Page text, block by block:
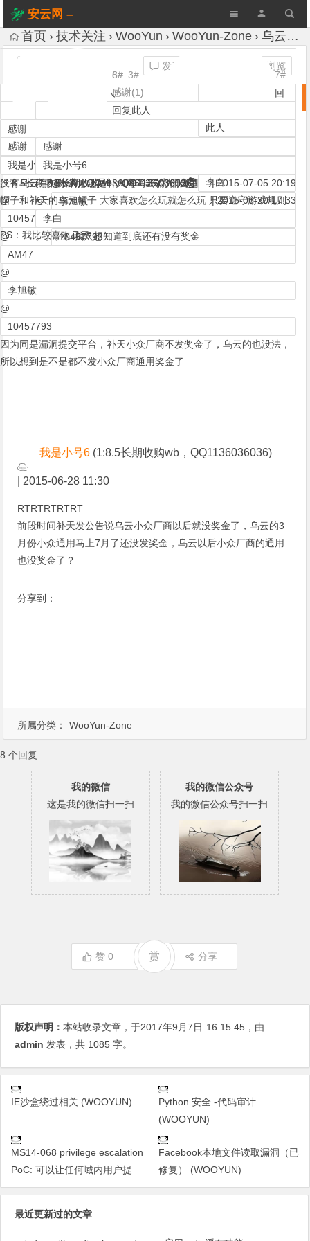
安云网 –
AnYun.ORG
首页 技术关注 WooYun WooYun-Zone 乌云的小众厂商通用没奖金了？ (WOOYUN)
乌云的小众厂商通用没奖金了？ (WOOYUN)
发表评论 1,283 次浏览
所属分类： WooYun-Zone
我是小号6 (1:8.5长期收购wb，QQ1136036036)
2015-06-28 11:30
RTRTRTRTRT
前段时间补天发公告说乌云小众厂商以后就没奖金了，乌云的3
月份小众通用马上7月了还没发奖金，乌云以后小众厂商的通用
也没奖金了？
分享到：
8 个回复
为什么是补天发公告
回复
(˿̖̗̀́̂̃̄̅̆̇̈̉̊̋̌̍̎̏̐̑̒̓̔̕)
|2015-06-28 15:18
为什么是补天发公告
3#
回复此人
AM47
|2015-06-28 16:02
@
李旭敏
@
10457793
回复此人
感谢
10457793
(看啥看)
|2015-06-28 16:17
没有乌云有补天的人还是补天有乌云的人 只有四处乱窜的乌云的补天
帽子和补天的乌云帽子 大家喜欢怎么玩就怎么玩 只要遵守游戏规则
各得其所即可
PS：我比较喜欢乌云
回复此人
感谢
我是小号6
(1:8.5长期收购wb，QQ1136036036)
|2015-06-28 16:23
@
10457793
@
AM47
@
李旭敏
@
10457793
因为同是漏洞提交平台，补天小众厂商不发奖金了，乌云的也没法，
所以想到是不是都不发小众厂商通用奖金了
6#
感谢(1)
回复此人
感谢
我是小号6
(1:8.5长期收购wb，QQ1136036036)
|2015-06-30 13:02
= =
7#
回
此人
李白
|2015-06-30 17:33
8#
感谢(1)
回复此人
感谢
我是小号6
(1:8.5长期收购wb，QQ1136036036)
|2015-07-05 20:19
@
李白
。。。。我只想知道到底还有没有奖金
我的微信
这是我的微信扫一扫
我的微信公众号
我的微信公众号扫一扫
赞 0 赏 分享
版权声明： 本站收录文章，于2017年9月7日 16:15:45 ，由
admin 发表，共 1085 字。
IE沙盒绕过相关 (WOOYUN)
Python 安全 -代码审计
(WOOYUN)
MS14-068 privilege escalation
PoC: 可以让任何域内用户提
Facebook本地文件读取漏洞（已
修复） (WOOYUN)
最近更新过的文章